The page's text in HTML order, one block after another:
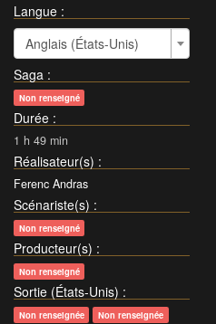
Langue :
Anglais (États-Unis)
Saga :
Non renseigné
Durée :
1 h 49 min
Réalisateur(s) :
Ferenc Andras
Scénariste(s) :
Non renseigné
Producteur(s) :
Non renseigné
Sortie (États-Unis) :
Non renseignée Non renseignée